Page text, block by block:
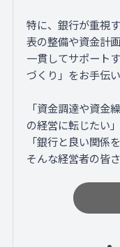
特に、銀行が重視
表の整備や資金計
一貫してサポート
づくり」をお手伝い
「資金調達や資金
の経営に転じたい」
「銀行と良い関係
そんな経営者の皆